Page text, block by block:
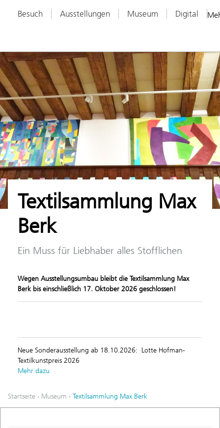
Besuch Ausstellungen Museum Digital
Textilsammlung Max
Berk
Ein Muss für Liebhaber alles Stofflichen
Wegen Ausstellungsumbau bleibt die Textilsammlung Max
Berk bis einschließlich 17. Oktober 2026 geschlossen!
Neue Sonderausstellung ab 18.10.2026: Lotte Hofman-
Textilkunstpreis 2026
Mehr dazu
Startseite › Museum › Textilsammlung Max Berk